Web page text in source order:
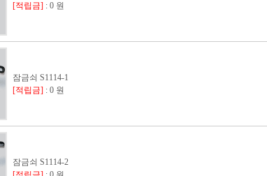
[적립금] : 0 원
잠금쇠 S1114-1
[적립금] : 0 원
잠금쇠 S1114-2